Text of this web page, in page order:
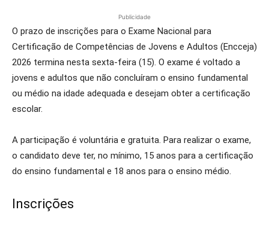
Publicidade
O prazo de inscrições para o Exame Nacional para
Certificação de Competências de Jovens e Adultos (Encceja)
2026 termina nesta sexta-feira (15). O exame é voltado a
jovens e adultos que não concluíram o ensino fundamental
ou médio na idade adequada e desejam obter a certificação
escolar.
A participação é voluntária e gratuita. Para realizar o exame,
o candidato deve ter, no mínimo, 15 anos para a certificação
do ensino fundamental e 18 anos para o ensino médio.
Inscrições